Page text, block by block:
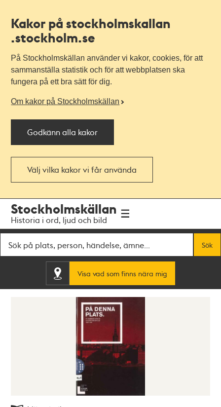
Kakor på stockholmskallan
.stockholm.se
På Stockholmskällan använder vi kakor, cookies, för att
sammanställa statistik och för att webbplatsen ska
fungera på ett bra sätt för dig.
Om kakor på Stockholmskällan
Godkänn alla kakor
Välj vilka kakor vi får använda
navigationen
huvudinnehållet
Stockholmskällan
Historia i ord, ljud och bild
Sök
Visa vad som finns nära mig